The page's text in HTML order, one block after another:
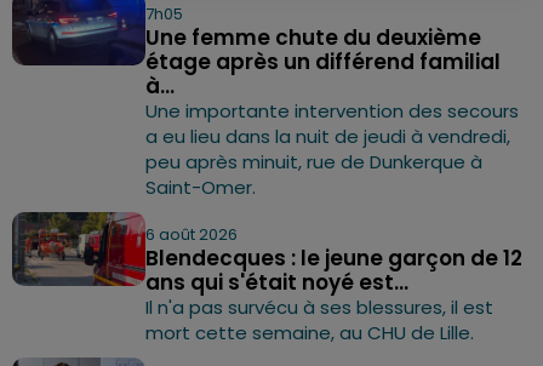
7h05
Une femme chute du deuxième
étage après un différend familial
à...
Une importante intervention des secours
a eu lieu dans la nuit de jeudi à vendredi,
peu après minuit, rue de Dunkerque à
Saint-Omer.
6 août 2026
Blendecques : le jeune garçon de 12
ans qui s'était noyé est...
Il n'a pas survécu à ses blessures, il est
mort cette semaine, au CHU de Lille.